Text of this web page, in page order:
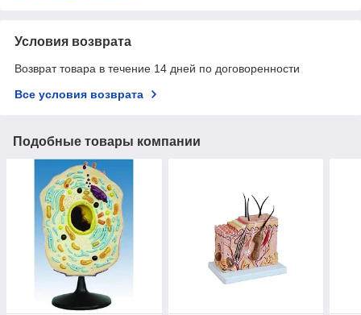
Условия возврата
Возврат товара в течение 14 дней по договоренности
Все условия возврата
Подобные товары компании